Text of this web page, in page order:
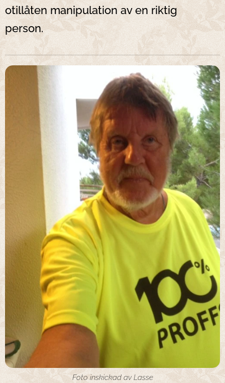
otillåten manipulation av en riktig
person.
Foto inskickad av Lasse